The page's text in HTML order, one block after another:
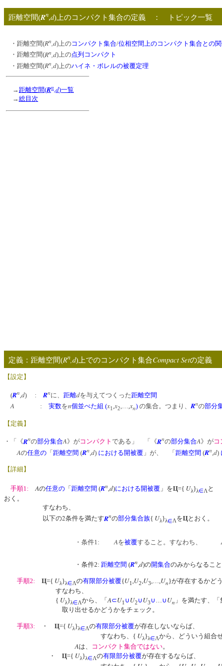
距離空間(Rn,d)上のコンパクト集合の定義 ： トピック
・距離空間(Rn,d)上のコンパクト集合/位相空間上のコンパクト集合との
・距離空間(Rn,d)上の点列コンパクト
・距離空間(Rn,d)上のハイネ・ボレルの被覆定理
→ 距離空間(Rn,d)一覧
→総目次
定義：距離空間(Rn,d)上でのコンパクト集合Compact Setの
【設定】
(Rn d) : Rnに、 距離dを与えてつくった距離空間
A : 実数をn個並べた組 (x1,x2,…,xn) の集合。つまり、Rnの部分
【定義】
・「《Rnの部分集合A》がコンパクト である」 「《Rnの部分集合A》が
Aの任意の 「 距離空間 (Rn,d) における開被覆 」が、 「 距離空間 (Rn,d)
【詳細】
手順1: Aの任意の 「 距離空間 (Rn,d)における開被覆 」をЦ={ Uλ}λ∈Λ と
おく。
すなわち、
以下の2条件を満たすRnの部分集合族{ Uλ}λ∈ΛをЦとおく。
・条件1:Aを被覆すること。すなわち、
・条件2: 距離空間 (Rn d)の開集合のみからな
手順2: Ц={ Uλ}λ∈Λの有限部分被覆{U1 U2 U3 Un}が存在するかど
すなわち、
{ Uλ}λ∈Λから、「A⊂U1 ∪ U2∪ U3∪ ∪ Un 」を満たす、
取り出せるかどうかをチェック。
手順3: ・ Ц={ Uλ}λ∈Λの有限部分被覆が存在しないならば、
すなわち、{ Uλ}λ∈Λから、どういう組合
Aは、 コンパクト集合ではない。
・ Ц={ Uλ}λ∈Λの有限部分被覆が存在するならば、